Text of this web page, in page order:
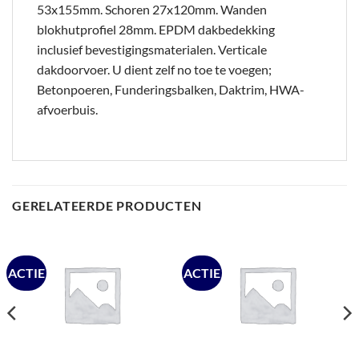
53x155mm. Schoren 27x120mm. Wanden
blokhutprofiel 28mm. EPDM dakbedekking
inclusief bevestigingsmaterialen. Verticale
dakdoorvoer. U dient zelf no toe te voegen;
Betonpoeren, Funderingsbalken, Daktrim, HWA-
afvoerbuis.
GERELATEERDE PRODUCTEN
ACTIE ACTIE